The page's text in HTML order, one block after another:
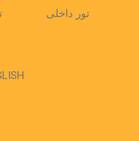
تور داخلی